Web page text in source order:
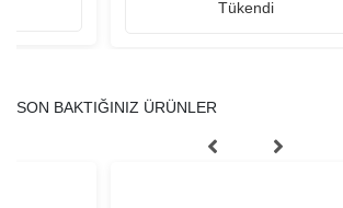
Tükendi
SON BAKTIĞINIZ ÜRÜNLER